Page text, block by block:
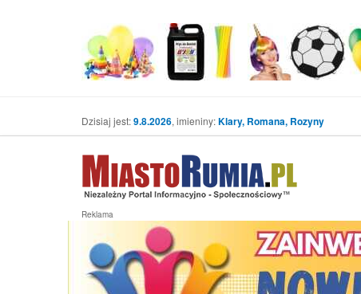
Dzisiaj jest:9.8.2026, imieniny:Klary, Romana, Rozyny
Reklama